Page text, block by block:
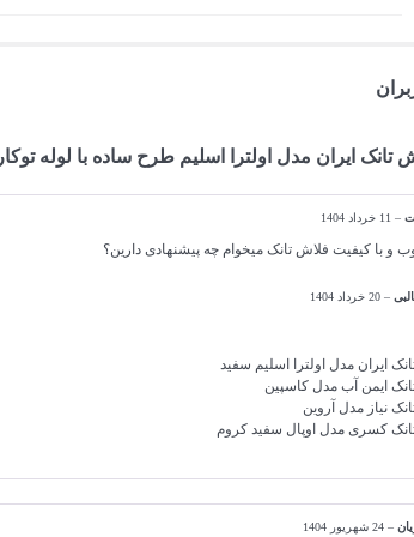
تانک ایران مدل اولترا اسلیم طرح ساده با لوله توکار
– 11 خرداد 1404
و با کیفیت فلاش تانک میخوام چه پیشنهادی دارین؟
– 20 خرداد 1404
ایران مدل اولترا اسلیم سفید
ایمن آب مدل کاسپین
نیاز مدل آروین
کسری مدل اوپال سفید کروم
– 24 شهریور 1404